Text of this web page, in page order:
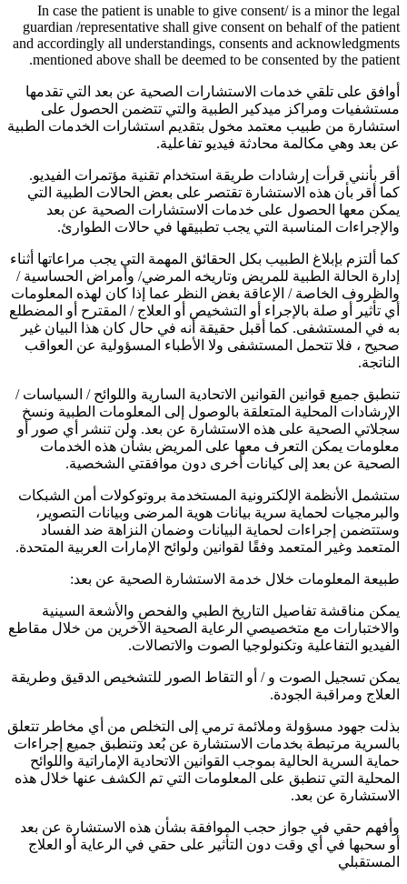
In case the patient is unable to give consent/ is a minor the legal
guardian /representative shall give consent on behalf of the patient
and accordingly all understandings, consents and acknowledgments
mentioned above shall be deemed to be consented by the patient.
أوافق على تلقي خدمات الاستشارات الصحية عن بعد التي تقدمها
مستشفيات ومراكز ميدكير الطبية والتي تتضمن الحصول على
استشارة من طبيب معتمد مخول بتقديم استشارات الخدمات الطبية
عن بعد وهي مكالمة محادثة فيديو تفاعلية.
أقر بأنني قرأت إرشادات طريقة استخدام تقنية مؤتمرات الفيديو.
كما أقر بأن هذه الاستشارة تقتصر على بعض الحالات الطبية التي
يمكن معها الحصول على خدمات الاستشارات الصحية عن بعد
والإجراءات المناسبة التي يجب تطبيقها في حالات الطوارئ.
كما ألتزم بإبلاغ الطبيب بكل الحقائق المهمة التي يجب مراعاتها أثناء
إدارة الحالة الطبية للمريض وتاريخه المرضي/ وأمراض الحساسية /
والظروف الخاصة / الإعاقة بغض النظر عما إذا كان لهذه المعلومات
أي تأثير أو صلة بالإجراء أو التشخيص أو العلاج / المقترح أو المضطلع
به في المستشفى. كما أقبل حقيقة أنه في حال كان هذا البيان غير
صحيح ، فلا تتحمل المستشفى ولا الأطباء المسؤولية عن العواقب
الناتجة.
تنطبق جميع قوانين القوانين الاتحادية السارية واللوائح / السياسات /
الإرشادات المحلية المتعلقة بالوصول إلى المعلومات الطبية ونسخ
سجلاتي الصحية على هذه الاستشارة عن بعد. ولن تنشر أي صور أو
معلومات يمكن التعرف معها على المريض بشأن هذه الخدمات
الصحية عن بعد إلى كيانات أخرى دون موافقتي الشخصية.
ستشمل الأنظمة الإلكترونية المستخدمة بروتوكولات أمن الشبكات
والبرمجيات لحماية سرية بيانات هوية المرضى وبيانات التصوير،
وستتضمن إجراءات لحماية البيانات وضمان النزاهة ضد الفساد
المتعمد وغير المتعمد وفقًا لقوانين ولوائح الإمارات العربية المتحدة.
طبيعة المعلومات خلال خدمة الاستشارة الصحية عن بعد:
يمكن مناقشة تفاصيل التاريخ الطبي والفحص والأشعة السينية
والاختبارات مع متخصيصي الرعاية الصحية الآخرين من خلال مقاطع
الفيديو التفاعلية وتكنولوجيا الصوت والاتصالات.
يمكن تسجيل الصوت و / أو التقاط الصور للتشخيص الدقيق وطريقة
العلاج ومراقبة الجودة.
بذلت جهود مسؤولة وملائمة ترمي إلى التخلص من أي مخاطر تتعلق
بالسرية مرتبطة بخدمات الاستشارة عن بُعد وتنطبق جميع إجراءات
حماية السرية الحالية بموجب القوانين الاتحادية الإماراتية واللوائح
المحلية التي تنطبق على المعلومات التي تم الكشف عنها خلال هذه
الاستشارة عن بعد.
وأفهم حقي في جواز حجب الموافقة بشأن هذه الاستشارة عن بعد
أو سحبها في أي وقت دون التأثير على حقي في الرعاية أو العلاج
المستقبلي